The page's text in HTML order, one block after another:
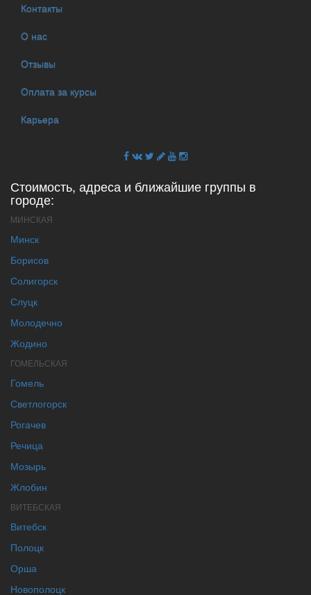
Контакты
О нас
Отзывы
Оплата за курсы
Карьера
Стоимость, адреса и ближайшие группы в
городе:
МИНСКАЯ
Минск
Борисов
Солигорск
Слуцк
Молодечно
Жодино
ГОМЕЛЬСКАЯ
Гомель
Светлогорск
Рогачев
Речица
Мозырь
Жлобин
ВИТЕБСКАЯ
Витебск
Полоцк
Орша
Новополоцк